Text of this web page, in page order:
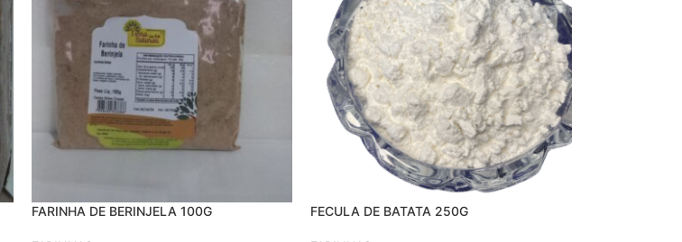
FARINHA DE BERINJELA 100G FECULA DE BATATA 250G